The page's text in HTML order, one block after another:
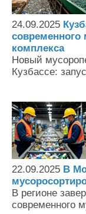
24.09.2025
комплекса
Новый
Кузбассе:
22.09.2025 В
В регионе
современного